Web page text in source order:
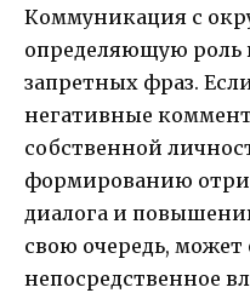
Коммуникация с
определяющую
запретных фраз.
негативные
собственной
формированию
диалога и
свою очередь, может
непосредственное